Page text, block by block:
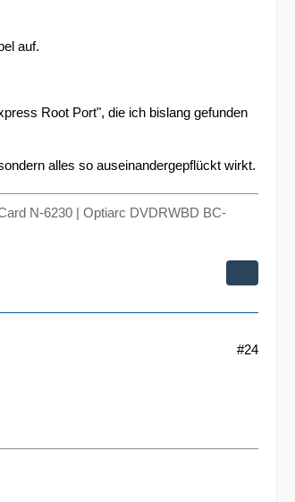
auf.
Root Port", die ich bislang gefunden
alles so auseinandergepflückt wirkt.
N-6230 | Optiarc DVDRWBD BC-
#24